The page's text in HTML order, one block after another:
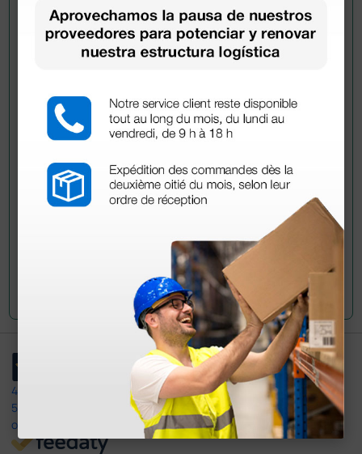
Pregúntale a un colega
información?
Envía ahora mismo tu pregunta a los colegas que ya
Envía tu pregunta
4,4
597
opiniones